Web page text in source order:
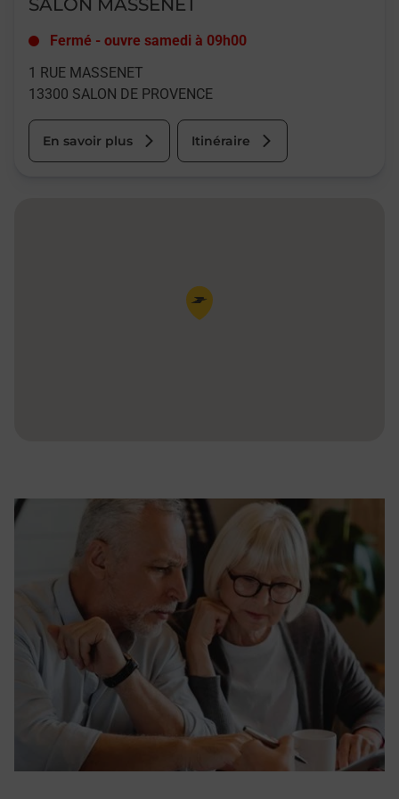
SALON MASSENET
Fermé - ouvre samedi à 09h00
1 RUE MASSENET
13300 SALON DE PROVENCE
En savoir plus Itinéraire
Pin de la carte